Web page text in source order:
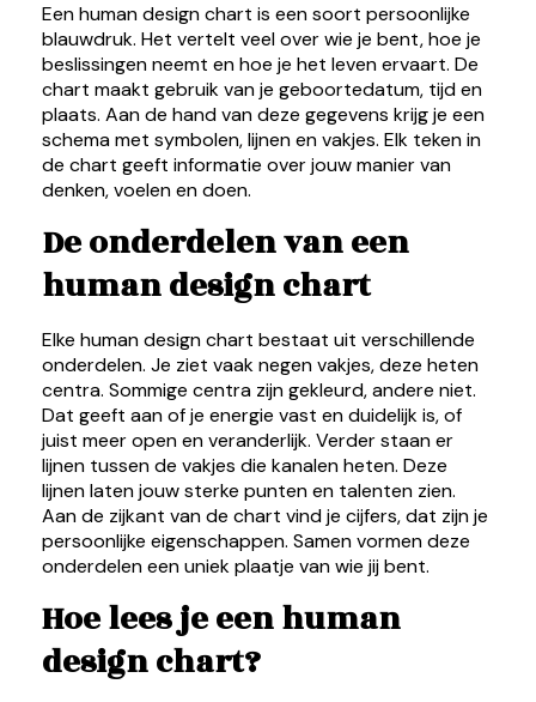
Een human design chart is een soort persoonlijke
blauwdruk. Het vertelt veel over wie je bent, hoe je
beslissingen neemt en hoe je het leven ervaart. De
chart maakt gebruik van je geboortedatum, tijd en
plaats. Aan de hand van deze gegevens krijg je een
schema met symbolen, lijnen en vakjes. Elk teken in
de chart geeft informatie over jouw manier van
denken, voelen en doen.
De onderdelen van een
human design chart
Elke human design chart bestaat uit verschillende
onderdelen. Je ziet vaak negen vakjes, deze heten
centra. Sommige centra zijn gekleurd, andere niet.
Dat geeft aan of je energie vast en duidelijk is, of
juist meer open en veranderlijk. Verder staan er
lijnen tussen de vakjes die kanalen heten. Deze
lijnen laten jouw sterke punten en talenten zien.
Aan de zijkant van de chart vind je cijfers, dat zijn je
persoonlijke eigenschappen. Samen vormen deze
onderdelen een uniek plaatje van wie jij bent.
Hoe lees je een human
design chart?